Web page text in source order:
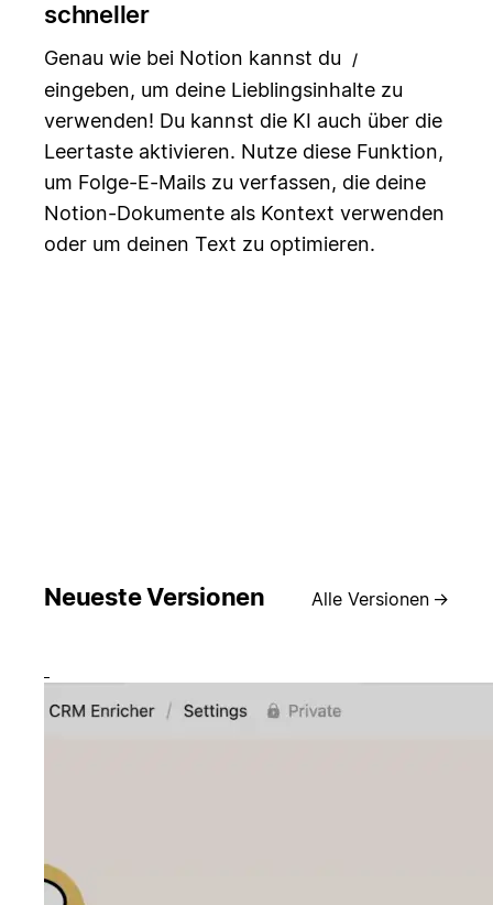
schneller
Genau wie bei Notion kannst du /
eingeben, um deine Lieblingsinhalte zu
verwenden! Du kannst die KI auch über die
Leertaste aktivieren. Nutze diese Funktion,
um Folge-E-Mails zu verfassen, die deine
Notion-Dokumente als Kontext verwenden
oder um deinen Text zu optimieren.
Neueste Versionen Alle Versionen →